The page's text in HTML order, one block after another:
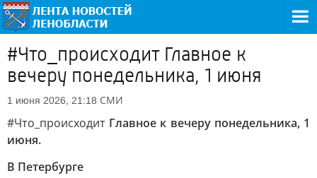
#Что_происходит Главное к
вечеру понедельника, 1 июня
1 июня 2026, 21:18 СМИ
#Что_происходит Главное к вечеру понедельника, 1
июня.
В Петербурге